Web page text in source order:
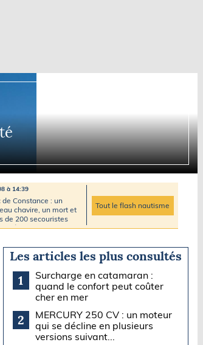
à 14:39
de Constance : un
chavire, un mort et
de 200 secouristes
Tout le flash nautisme
Les articles les plus consultés
1
Surcharge en catamaran :
quand le confort peut coûter
cher en mer
2
MERCURY 250 CV : un moteur
qui se décline en plusieurs
versions suivant...